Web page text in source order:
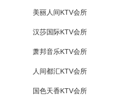
美丽人间KTV会所
汉莎国际KTV会所
萧邦音乐KTV会所
人间都汇KTV会所
国色天香KTV会所